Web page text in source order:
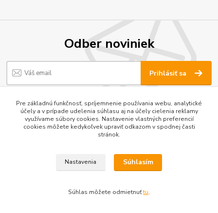
Odber noviniek
Prihlásiť sa
Pre základnú funkčnosť, spríjemnenie používania webu, analytické
účely a v prípade udelenia súhlasu aj na účely cielenia reklamy
využívame súbory cookies. Nastavenie vlastných preferencií
cookies môžete kedykoľvek upraviť odkazom v spodnej časti
stránok.
Nastavenia Súhlasím
Súhlas môžete odmietnuťtu.